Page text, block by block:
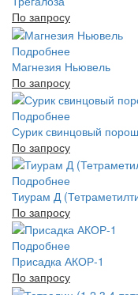
По запросу
Подробнее
Магнезия Ньювель
По запросу
Подробнее
Сурик свинцовый
По запросу
Подробнее
Тиурам Д
По запросу
Подробнее
Присадка АКОР-1
По запросу